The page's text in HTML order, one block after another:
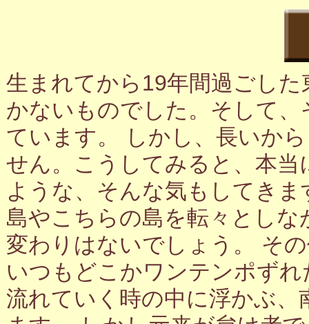
生まれてから19年間過ごし
かないものでした。そして
ています。 しかし、長いか
せん。こうしてみると、本
ような、そんな気もしてき
島やこちらの島を転々とし
変わりはないでしょう。 そ
いつもどこかワンテンポず
流れていく時の中に浮かぶ